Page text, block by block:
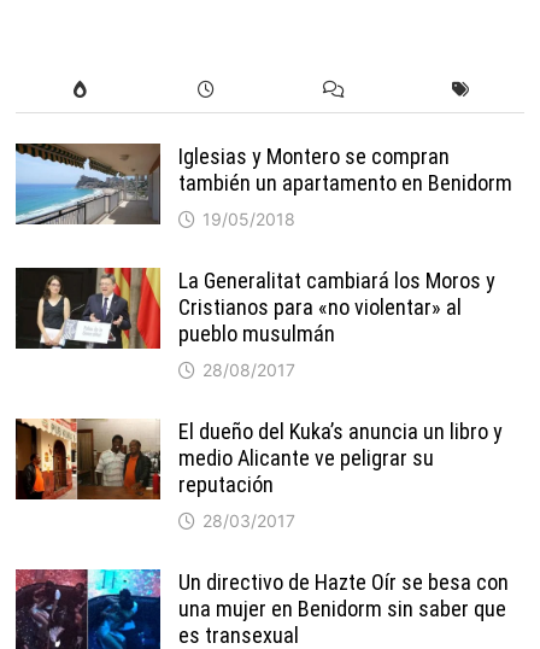
Iglesias y Montero se compran
también un apartamento en Benidorm
19/05/2018
La Generalitat cambiará los Moros y
Cristianos para «no violentar» al
pueblo musulmán
28/08/2017
El dueño del Kuka’s anuncia un libro y
medio Alicante ve peligrar su
reputación
28/03/2017
Un directivo de Hazte Oír se besa con
una mujer en Benidorm sin saber que
es transexual